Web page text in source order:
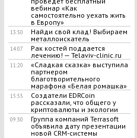
вебинар «Как
самостоятельно уехать жить
в Европу»
13:50
Найди свой клад! Выбираем
металлоискатель
14:07
Рак костей поддается
лечению! — Telaviv-clinic.ru
11:20
«Сладкая сказка» выступила
партнером
благотворительного
марафона «Белая ромашка»
15:55
Создатели EDRCoin
рассказали, что общего у
криптовалюты и экологии
09:30
Группа компаний Terrasoft
объявила дату презентации
новой CRM-системы